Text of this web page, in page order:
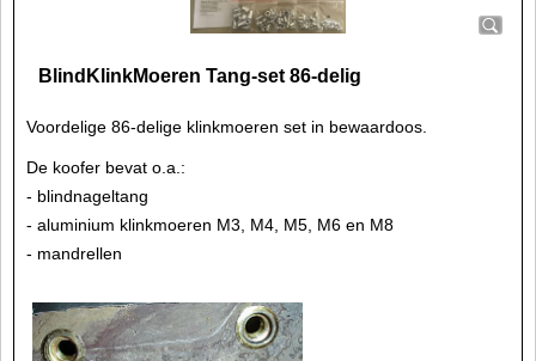
BlindKlinkMoeren Tang-set 86-delig
Voordelige 86-delige klinkmoeren set in bewaardoos.
De koofer bevat o.a.:
- blindnageltang
- aluminium klinkmoeren M3, M4, M5, M6 en M8
- mandrellen